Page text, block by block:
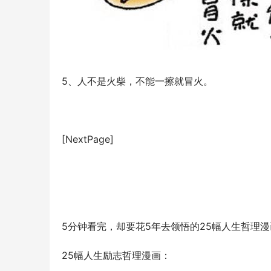
5、人不是火柴，不能一擦就冒火。
[NextPage]
5分钟看完，却要花5年去领悟的25幅人生哲理
25幅人生励志哲理漫画：